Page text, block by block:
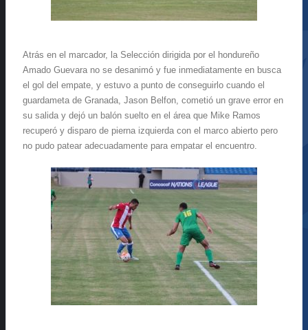
Atrás en el marcador, la Selección dirigida por el hondureño
Amado Guevara no se desanimó y fue inmediatamente en busca
el gol del empate, y estuvo a punto de conseguirlo cuando el
guardameta de Granada, Jason Belfon, cometió un grave error en
su salida y dejó un balón suelto en el área que Mike Ramos
recuperó y disparo de pierna izquierda con el marco abierto pero
no pudo patear adecuadamente para empatar el encuentro.